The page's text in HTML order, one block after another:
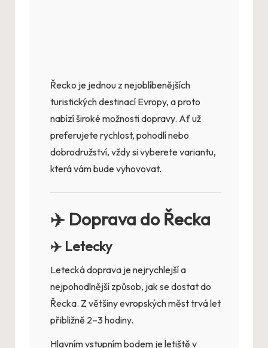
Řecko je jednou z nejoblíbenějších
turistických destinací Evropy, a proto
nabízí široké možnosti dopravy. Ať už
preferujete rychlost, pohodlí nebo
dobrodružství, vždy si vyberete variantu,
která vám bude vyhovovat.
✈️ Doprava do Řecka
✈️ Letecky
Letecká doprava je nejrychlejší a
nejpohodlnější způsob, jak se dostat do
Řecka. Z většiny evropských měst trvá let
přibližně 2–3 hodiny.
Hlavním vstupním bodem je letiště v